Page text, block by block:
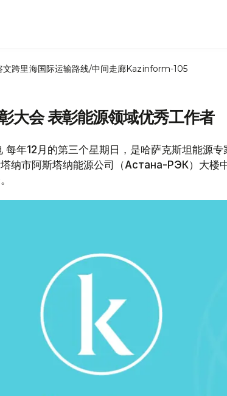
文跨里海国际运输路线/中间走廊Kazinform-105
大会 表彰能源领域优秀工作者
每年12月的第三个星期日，是哈萨克斯坦能源
纳市阿斯塔纳能源公司（Астана-РЭК）大楼